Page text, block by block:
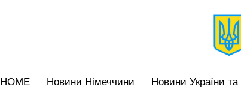
HOME
Новини Німеччини Hовини України та